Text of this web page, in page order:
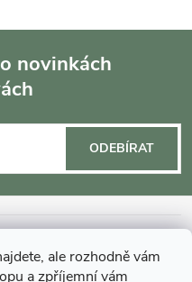
ale rozhodně vám
a zpříjemní vám
novinkách
ODEBÍRAT